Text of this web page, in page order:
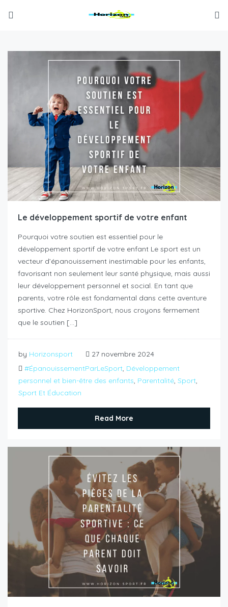
Le développement sportif de votre enfant
Pourquoi votre soutien est essentiel pour le
développement sportif de votre enfant Le sport est un
vecteur d’épanouissement inestimable pour les enfants,
favorisant non seulement leur santé physique, mais aussi
leur développement personnel et social. En tant que
parents, votre rôle est fondamental dans cette aventure
sportive. Chez HorizonSport, nous croyons fermement
que le soutien […]
by Horizonsport
27 novembre 2024
#ÉpanouissementParLeSport, Développement
personnel et bien-être des enfants, Parentalité, Sport,
Sport Et Éducation
Read More